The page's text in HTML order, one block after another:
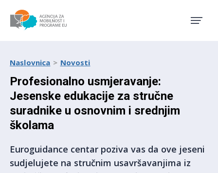
Naslovnica Novosti
Profesionalno usmjeravanje:
Jesenske edukacije za stručne
suradnike u osnovnim i srednjim
školama
Euroguidance centar poziva vas da ove jeseni
sudjelujete na stručnim usavršavanjima iz